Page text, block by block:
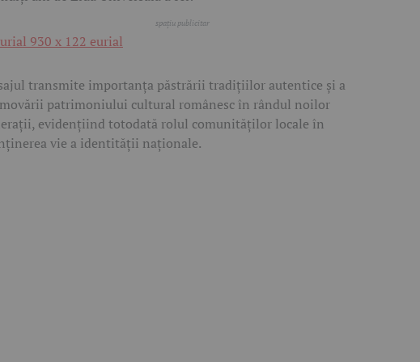
transmite importanța păstrării tradițiilor autentice și a
patrimoniului cultural românesc în rândul noilor
evidențiind totodată rolul comunităților locale în
vie a identității naționale.